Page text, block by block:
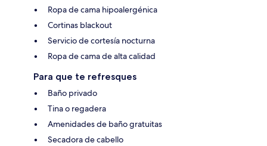
Ropa de cama hipoalergénica
Cortinas blackout
Servicio de cortesía nocturna
Ropa de cama de alta calidad
Para que te refresques
Baño privado
Tina o regadera
Amenidades de baño gratuitas
Secadora de cabello